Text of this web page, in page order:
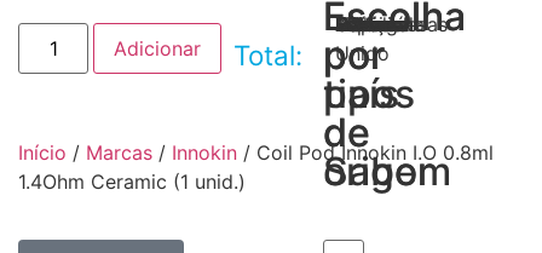
Escolha
por
tipos
de
Sabor
Tabaco
Frutas
Bebidas
Frescos
Sobremesas
Escolha
por
país
de
origem
Portugal
Alemanha
USA
Reino
Unido
Canadá
França
Malásia
Filipinas
Espanha
Polónia
Grécia
Adicionar Total:
Início / Marcas / Innokin / Coil Pod Innokin I.O 0.8ml
1.4Ohm Ceramic (1 unid.)